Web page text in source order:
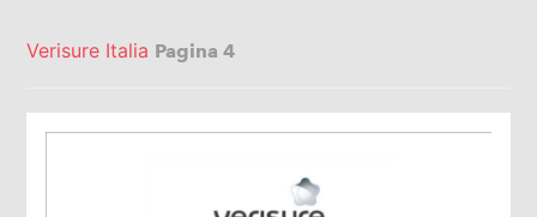
Verisure Italia Pagina 4